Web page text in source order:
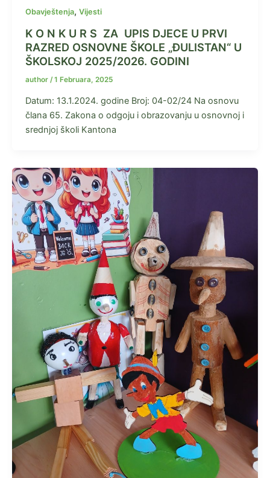
Obavještenja, Vijesti
K O N K U R S ZA UPIS DJECE U PRVI
RAZRED OSNOVNE ŠKOLE „ĐULISTAN“ U
ŠKOLSKOJ 2025/2026. GODINI
author /1 Februara, 2025
Datum: 13.1.2024. godine Broj: 04-02/24 Na osnovu
člana 65. Zakona o odgoju i obrazovanju u osnovnoj i
srednjoj školi Kantona